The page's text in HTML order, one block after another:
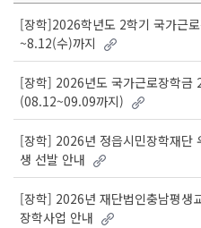
[장학]2026학년도 2학기 국가근
~8.12(수)까지
[장학] 2026년도 국가근로장학금
(08.12~09.09까지)
[장학] 2026년 정읍시민장학재단
생 선발 안내
[장학] 2026년 재단법인충남평생
장학사업 안내